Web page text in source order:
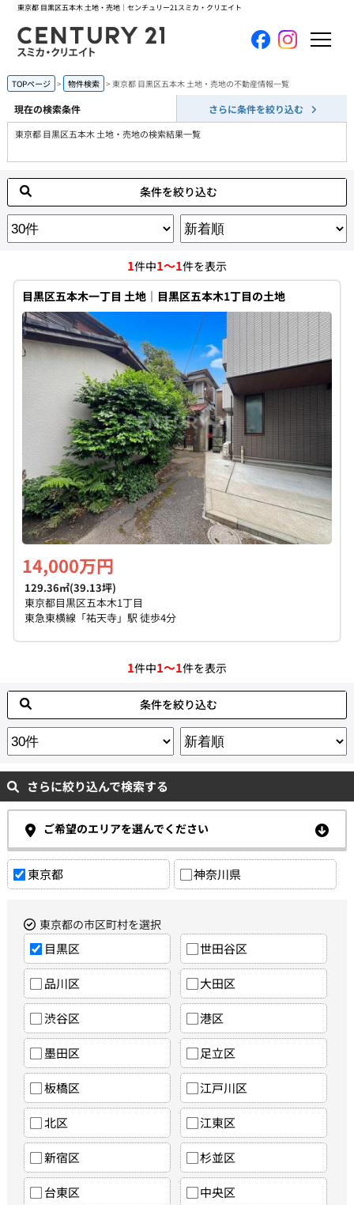
東京都 目黒区五本木 土地・売地｜センチュリー21スミカ・クリエイト
ホーム
当社について
買いたい
売りたい
コンテンツ
採用情報
会員メニュー
個人情報保護の取扱い 会員規約
TOPページ 物件検索 東京都 目黒区五本木 土地・売地の不動産情報一覧
現在の検索条件 さらに条件を絞り込む
東京都 目黒区五本木 土地・売地の検索結果一覧
条件を絞り込む
1件中1～1件を表示
目黒区五本木一丁目 土地｜目黒区五本木1丁目の土地
14,000万円
129.36㎡(39.13坪)
東京都目黒区五本木1丁目
東急東横線「祐天寺」駅 徒歩4分
1件中1～1件を表示
条件を絞り込む
さらに絞り込んで検索する
ご希望のエリアを選んでください
東京都 神奈川県
東京都の市区町村を選択
目黒区 世田谷区
品川区 大田区
渋谷区 港区
墨田区 足立区
板橋区 江戸川区
北区 江東区
新宿区 杉並区
台東区 中央区